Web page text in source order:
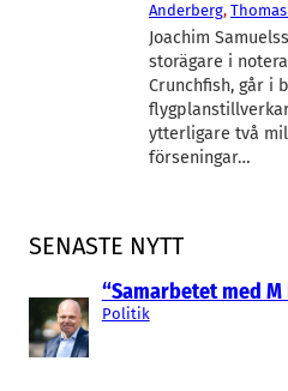
SENASTE NYTT
“Samarbetet med
Politik
Anderberg,
Joachim
storägare i
Crunchfish, går i
ytterligare två
förseningar…